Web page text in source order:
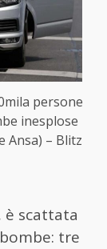
persone
inesplose
Ansa) – Blitz
è scattata
tre